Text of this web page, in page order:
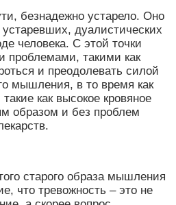
безнадежно устарело. Оно
дуалистических
человека. С этой точки
проблемами, такими как
и преодолевать силой
мышления, в то время как
как высокое кровяное
образом и без проблем
старого образа мышления
что тревожность – это не